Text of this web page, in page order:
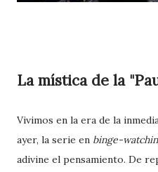
La mística de la
Vivimos en la era de la
ayer, la serie en binge-
adivine el pensamiento. De